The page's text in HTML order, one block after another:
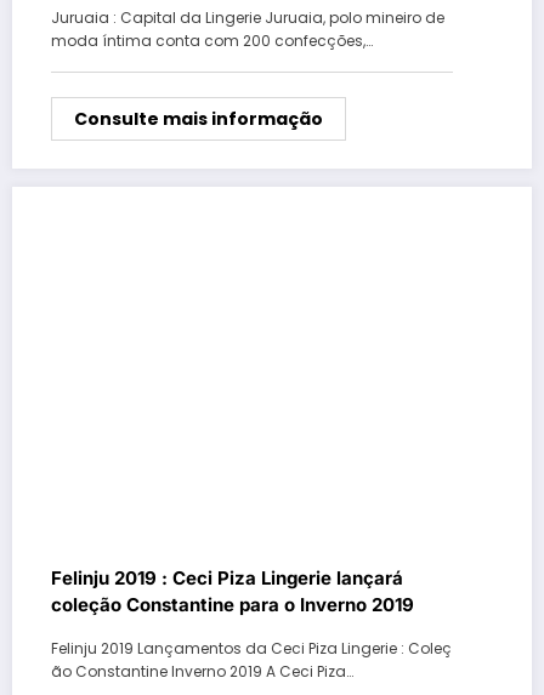
Juruaia : Capital da Lingerie Juruaia, polo mineiro de
moda íntima conta com 200 confecções,…
Consulte mais informação
Felinju 2019 : Ceci Piza Lingerie lançará
coleção Constantine para o Inverno 2019
Felinju 2019 Lançamentos da Ceci Piza Lingerie : Coleç
ão Constantine Inverno 2019 A Ceci Piza…